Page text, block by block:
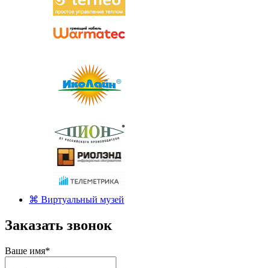
⌘ Виртуальный музей
Заказать звонок
Ваше имя*